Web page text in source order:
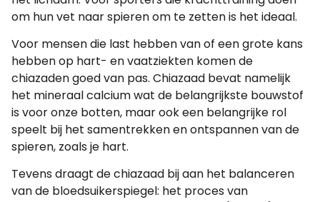
om hun vet naar spieren om te zetten is het ideaal.
Voor mensen die last hebben van of een grote kans
hebben op hart- en vaatziekten komen de
chiazaden goed van pas. Chiazaad bevat namelijk
het mineraal calcium wat de belangrijkste bouwstof
is voor onze botten, maar ook een belangrijke rol
speelt bij het samentrekken en ontspannen van de
spieren, zoals je hart.
Tevens draagt de chiazaad bij aan het balanceren
van de bloedsuikerspiegel: het proces van